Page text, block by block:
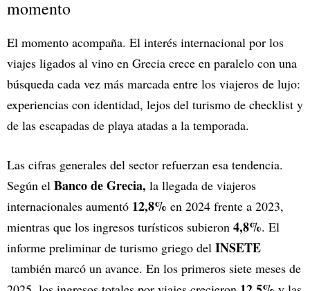
momento
El momento acompaña. El interés internacional por los
viajes ligados al vino en Grecia crece en paralelo con una
búsqueda cada vez más marcada entre los viajeros de lujo:
experiencias con identidad, lejos del turismo de checklist y
de las escapadas de playa atadas a la temporada.
Las cifras generales del sector refuerzan esa tendencia.
Según el Banco de Grecia, la llegada de viajeros
internacionales aumentó 12,8% en 2024 frente a 2023,
mientras que los ingresos turísticos subieron 4,8%. El
informe preliminar de turismo griego del INSETE
también marcó un avance. En los primeros siete meses de